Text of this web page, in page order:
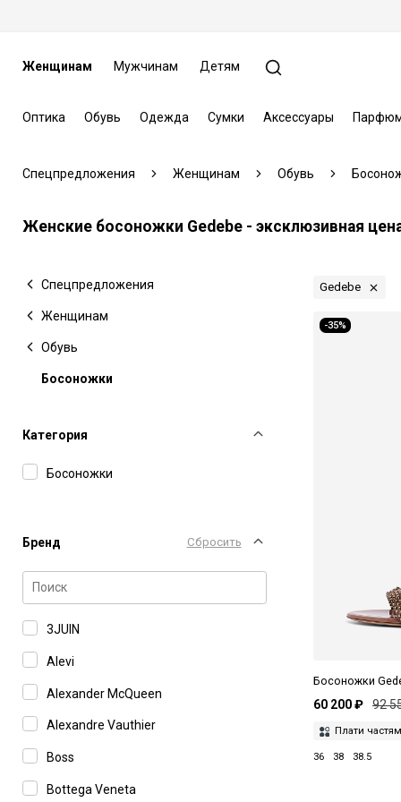
Женщинам Мужчинам Детям
Оптика Обувь Одежда Сумки Аксессуары
Спецпредложения Женщинам Обувь
Женские босоножки Gedebe - эксклюзивная
Спецпредложения
Женщинам
Обувь
Босоножки
Категория
Босоножки
Бренд Сбросить
3JUIN
Alevi
Alexander McQueen
Alexandre Vauthier
Boss
Bottega Veneta
Gedebe
-35%
Босоножки
60 200 ₽ 92
Плати
36 38 38.5